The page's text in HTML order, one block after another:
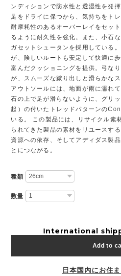
ンディションで防水性と透湿性を発
足をドライに保つから、気持ちをト
耐摩耗性のあるオーバーレイをセッ
るように耐久性を強化。また、小石
ガセットシュータンを採用している
が、険しいルートも安定して快適に
富んだクッショニングを提供。弓な
が、スムーズな蹴り出しと滑らかな
アウトソールには、地面が雨に濡れ
石の上で足が滑らないように、グリ
起）の付いたトレッドパターンの
いる。 この製品には、リサイクル素
られてきた製品の素材をリユースす
資源への依存、そしてアディダス製
とにつながる。
種類
数量
International
Add to
日本国内にお住